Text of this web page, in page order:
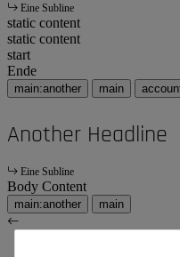
Eine Subline
static content
static content
start
Ende
main:another main
Another Headline
Eine Subline
Body Content
main:another main